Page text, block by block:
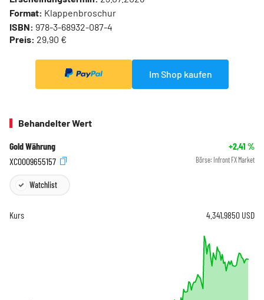
Format: Klappenbroschur
ISBN: 978-3-68932-087-4
Preis: 29,90 €
Im Shop kaufen
Behandelter Wert
Gold Währung +2,41 %
XC0009655157
Börse: Infront FX Market
Watchlist
Kurs 4.341,9850 USD